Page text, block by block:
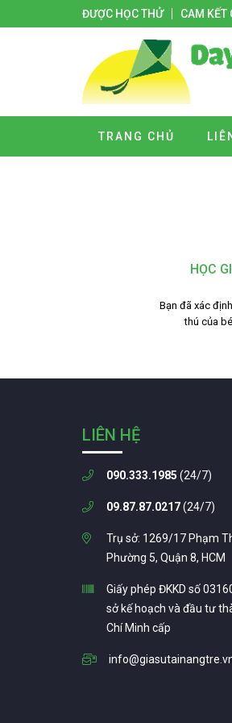
ĐƯỢC HỌC THỬ CAM KẾT
TRANG CHỦ
HỌC
Bạn đã xác
thú của
LIÊN HỆ
090.333.1985 (24/7)
09.87.87.0217(24/7)
Trụ sở: 1269/17 Phạm
Phường 5, Quận 8, HCM
Giấy phép ĐKKD số
sở kế hoạch và đầu tư
Chí Minh cấp